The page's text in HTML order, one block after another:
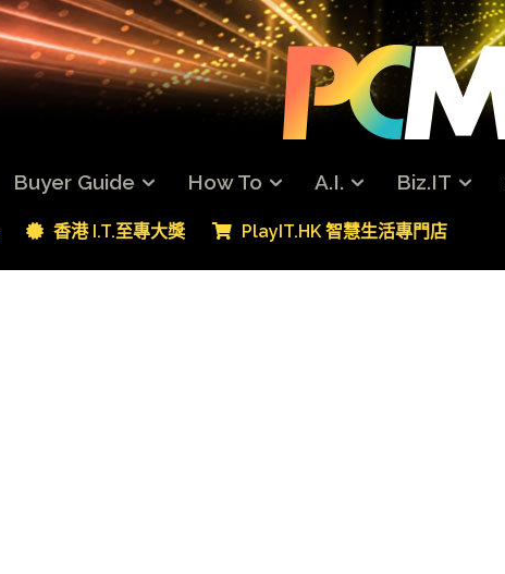
Buyer Guide How To A.I. Biz.IT
香港 I.T.至專大獎 PlayIT.HK 智慧生活專門店